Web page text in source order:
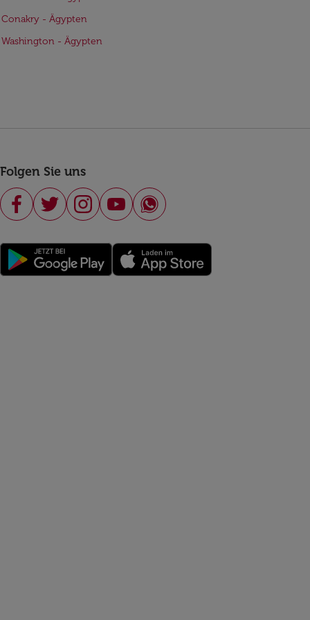
Conakry - Ägypten
Washington - Ägypten
Folgen Sie uns